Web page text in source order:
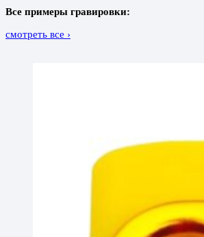
Все примеры гравировки:
смотреть все ›